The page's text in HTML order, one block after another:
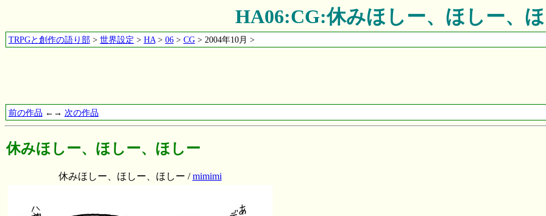
HA06:CG:休みほしー、ほしー、
TRPGと創作の語り部> 世界設定 > HA> 06> CG> 2004年10月 >
前の作品 ←→ 次の作品
休みほしー、ほしー、ほしー
休みほしー、ほしー、ほしー /mimimi